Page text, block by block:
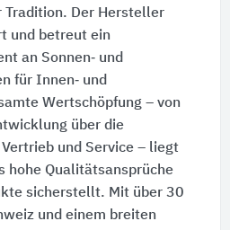
Tradition. Der Hersteller
und betreut ein
an Sonnen‑ und
für Innen‑ und
Wertschöpfung – von
über die
und Service – liegt
hohe Qualitätsansprüche
sicherstellt. Mit über 30
und einem breiten